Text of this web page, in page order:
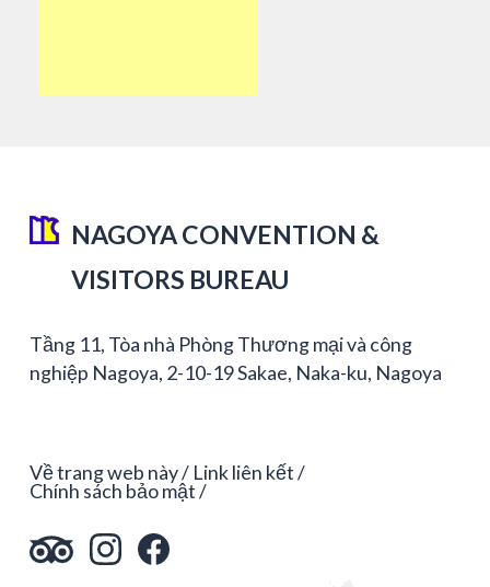
NAGOYA CONVENTION &
VISITORS BUREAU
Tầng 11, Tòa nhà Phòng Thương mại và công
nghiệp Nagoya, 2-10-19 Sakae, Naka-ku, Nagoya
Về trang web này Link liên kết
Chính sách bảo mật